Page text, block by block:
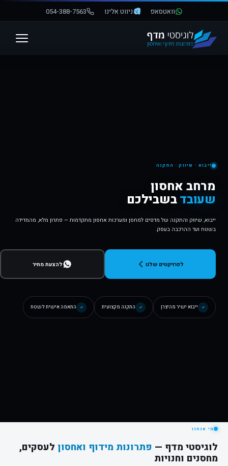
פתח סרגל נגישות
וואטסאפ ניווט אלינו 054-388-7563
ייבוא · שיווק · התקנה
מרחב אחסון
שעובדבשבילכם
ייבוא, שיווק והתקנה של מדפים למחסן ומערכות אחסון מתקדמות — פתרון מלא, מהמדידה
בשטח ועד ההרכבה בעסק.
לפרויקטים שלנו להצעת מחיר
✓ ייבוא ישיר מהיצרן ✓ התקנה מקצועית ✓ התאמה אישית לשטח
מי אנחנו
לוגיסטי מדף — פתרונות מידוף ואחסון לעסקים,
מחסנים וחנויות